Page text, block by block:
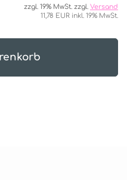
zzgl. 19% MwSt. zzgl. Versand
11,78 EUR inkl. 19% MwSt.